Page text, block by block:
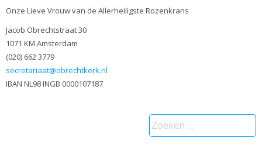
Onze Lieve Vrouw van de Allerheiligste Rozenkrans
Jacob Obrechtstraat 30
1071 KM Amsterdam
(020) 662 3779
secretariaat@obrechtkerk.nl
IBAN NL98 INGB 0000107187
Zoeken
naar: